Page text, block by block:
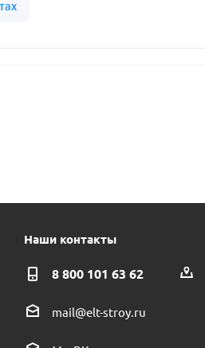
PUMPMAN JET150 пр.КНР
Наши контакты
8 800 101 63 62
mail@elt-stroy.ru